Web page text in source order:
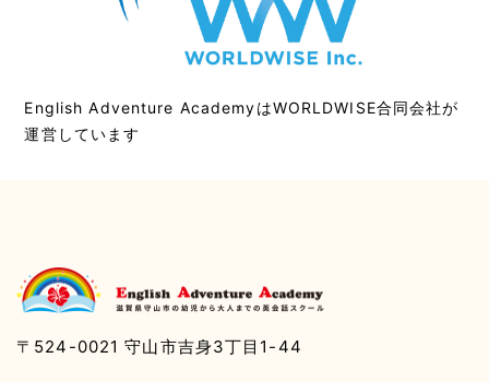
English Adventure AcademyはWORLDWISE合同会社が
運営しています
〒524-0021 守山市吉身3丁目1-44